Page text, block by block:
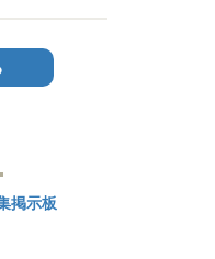
掲示板